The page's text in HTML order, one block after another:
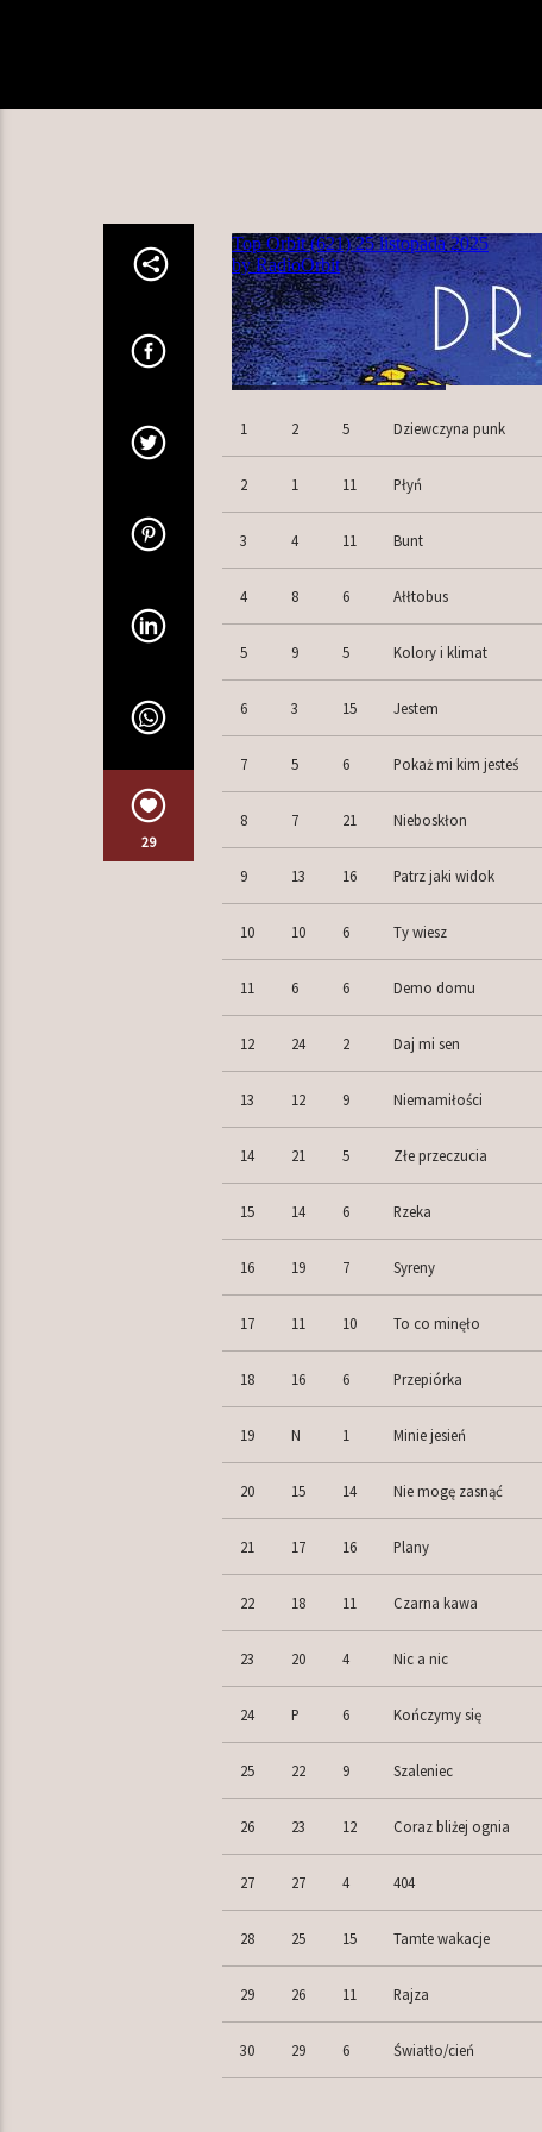
29
1 2 5 Dziewczyna punk
2 1 11 Płyń
3 4 11 Bunt
4 8 6 Ałłtobus
5 9 5 Kolory i klimat
6 3 15 Jestem
7 5 6 Pokaż mi kim jesteś
8 7 21 Nieboskłon
9 13 16 Patrz jaki widok
10 10 6 Ty wiesz
11 6 6 Demo domu
12 24 2 Daj mi sen
13 12 9 Niemamiłości
14 21 5 Złe przeczucia
15 14 6 Rzeka
16 19 7 Syreny
17 11 10 To co minęło
18 16 6 Przepiórka
19 N 1 Minie jesień
20 15 14 Nie mogę zasnąć
21 17 16 Plany
22 18 11 Czarna kawa
23 20 4 Nic a nic
24 P 6 Kończymy się
25 22 9 Szaleniec
26 23 12 Coraz bliżej ognia
27 27 4 404
28 25 15 Tamte wakacje
29 26 11 Rajza
30 29 6 Światło/cień